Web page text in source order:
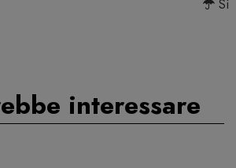
Sì
interessare